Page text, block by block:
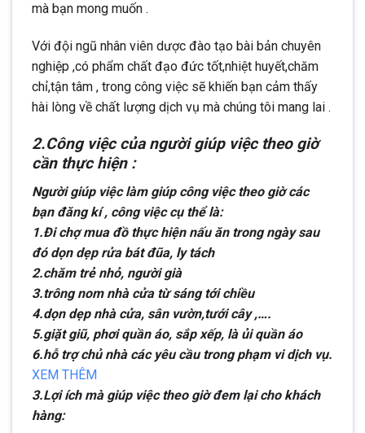
mà bạn mong muốn .
Với đội ngũ nhân viên dược đào tạo bài bản chuyên
nghiệp ,có phẩm chất đạo đức tốt,nhiệt huyết,chăm
chỉ,tận tâm , trong công việc sẽ khiến bạn cảm thấy
hài lòng về chất lượng dịch vụ mà chúng tôi mang lai .
2.Công việc của người giúp việc theo giờ
cần thực hiện :
Người giúp việc làm giúp công việc theo giờ các
bạn đăng kí , công việc cụ thể là:
1.Đi chợ mua đồ thực hiện nấu ăn trong ngày sau
đó dọn dẹp rửa bát đũa, ly tách
2.chăm trẻ nhỏ, người già
3.trông nom nhà cửa từ sáng tới chiều
4.dọn dẹp nhà cửa, sân vườn,tưới cây ,….
5.giặt giũ, phơi quần áo, sắp xếp, là ủi quần áo
6.hỗ trợ chủ nhà các yêu cầu trong phạm vi dịch vụ.
XEM THÊM
3.Lợi ích mà giúp việc theo giờ đem lại cho khách
hàng: